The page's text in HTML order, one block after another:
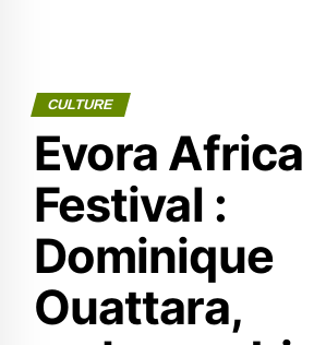
CULTURE
Evora Africa
Festival :
Dominique
Ouattara,